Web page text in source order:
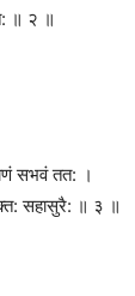
॥ २ ॥
सभवं तत: ।
सहासुरै: ॥ ३ ॥